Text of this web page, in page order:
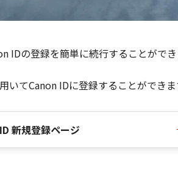
の登録を簡単に続行することができ
てCanon IDに登録することができま
新規登録ページ